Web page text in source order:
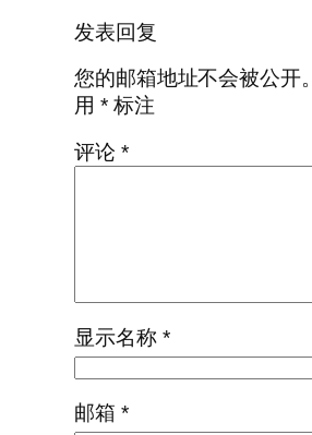
发表回复
您的邮箱地址不会被公开。
用 *标注
评论 *
显示名称 *
邮箱 *